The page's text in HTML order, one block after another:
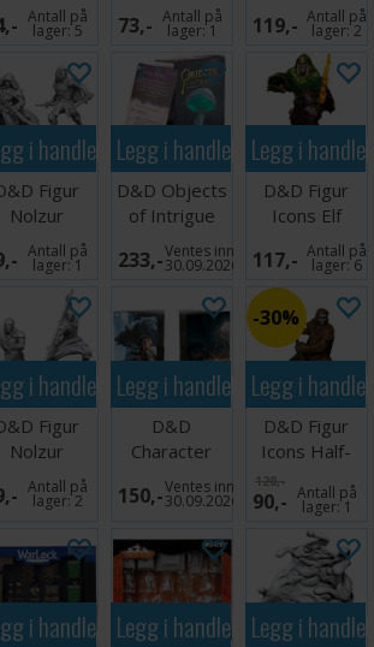
Wild Boar
Antall på
lager:5
Grick Alpha
73,- Antall på
lager:1
Rogue Female
119,- Antall på
lager:2
i handlekurven
Figur
Nolzur
Warforged
Rogue
Antall på
lager:1
Legg i handlekurven
D&D Objects
of Intrigue
Underground
Deck
233,-Ventes inn
30.09.2026
Legg i
D&D Figur
Icons Elf
Fighter Male
117,- Antall på
lager:6
i handlekurven
Figur
Nolzur
Warforged
Monk
Antall på
lager:2
Legg i handlekurven
D&D
Character
Class Folio
Barbarian
150,-Ventes inn
30.09.2026
Legg i
30%
D&D Figur
Icons Half-
Orc Fighter
Female
128,-
90,- Antall på
lager:1
i handlekurvenLegg i handlekurven
Legg i